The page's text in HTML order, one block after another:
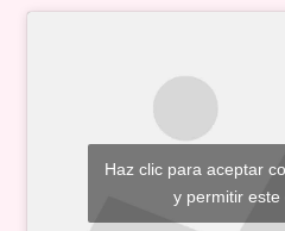
Haz clic para aceptar
y permitir este